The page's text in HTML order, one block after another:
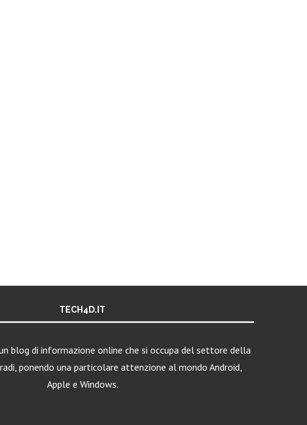
TECH4D.IT
blog di informazione online che si occupa del settore della
ponendo una particolare attenzione al mondo Android,
Apple e Windows.